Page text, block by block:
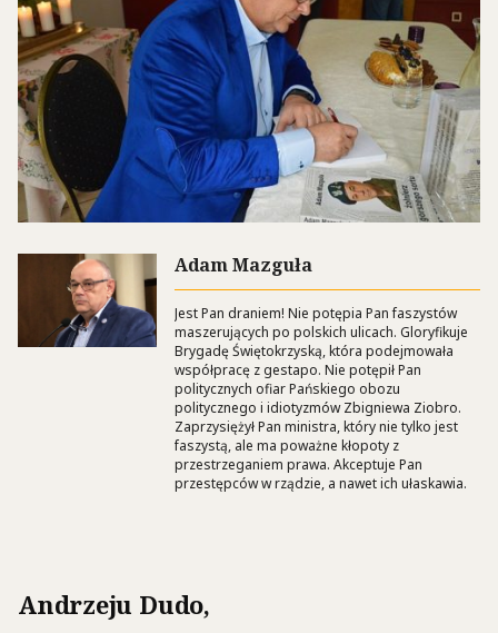
Adam Mazguła
Jest Pan draniem! Nie potępia Pan faszystów
maszerujących po polskich ulicach. Gloryfikuje
Brygadę Świętokrzyską, która podejmowała
współpracę z gestapo. Nie potępił Pan
politycznych ofiar Pańskiego obozu
politycznego i idiotyzmów Zbigniewa Ziobro.
Zaprzysiężył Pan ministra, który nie tylko jest
faszystą, ale ma poważne kłopoty z
przestrzeganiem prawa. Akceptuje Pan
przestępców w rządzie, a nawet ich ułaskawia.
Andrzeju Dudo,